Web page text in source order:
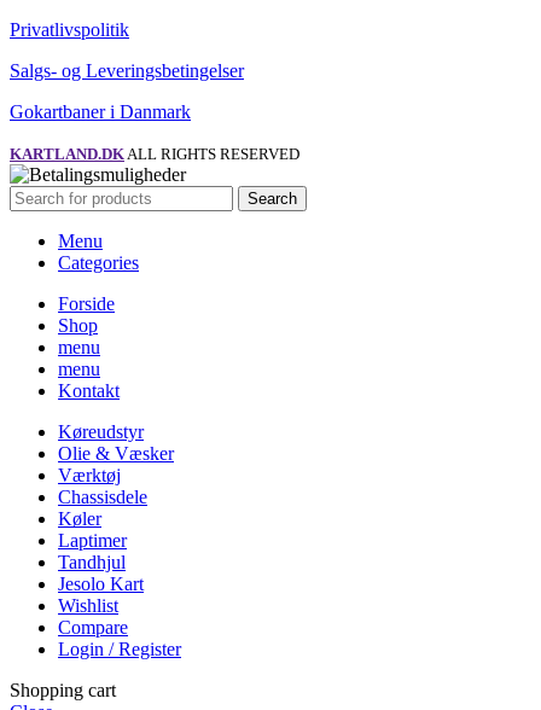
Privatlivspolitik
Salgs- og Leveringsbetingelser
Gokartbaner i Danmark
KARTLAND.DK ALL RIGHTS RESERVED
Search
Menu
Categories
Forside
Shop
menu
menu
Kontakt
Køreudstyr
Olie & Væsker
Værktøj
Chassisdele
Køler
Laptimer
Tandhjul
Jesolo Kart
Wishlist
Compare
Login / Register
Shopping cart